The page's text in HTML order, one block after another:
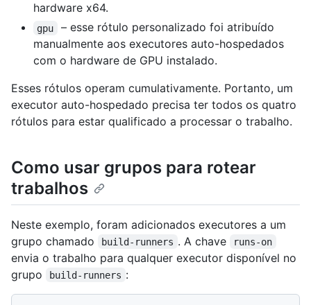
hardware x64.
gpu
– esse rótulo personalizado foi atribuído
manualmente aos executores auto-hospedados
com o hardware de GPU instalado.
Esses rótulos operam cumulativamente. Portanto, um
executor auto-hospedado precisa ter todos os quatro
rótulos para estar qualificado a processar o trabalho.
Como usar grupos para rotear
trabalhos
Neste exemplo, foram adicionados executores a um
grupo chamado
build-runners . A chave runs-on
envia o trabalho para qualquer executor disponível no
grupo
build-runners :